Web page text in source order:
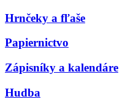
Hrnčeky a fľaše
Papiernictvo
Zápisníky a kalendáre
Hudba